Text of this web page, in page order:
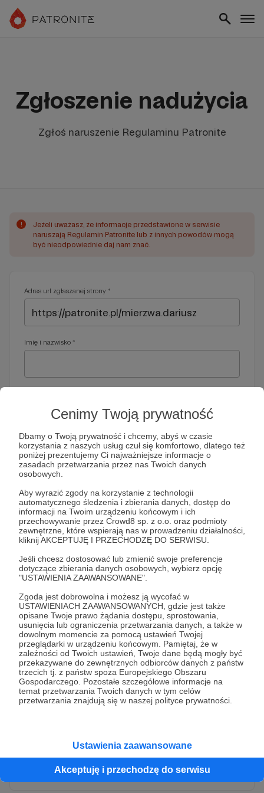
Cenimy Twoją prywatność
Dbamy o Twoją prywatność i chcemy, abyś w czasie
korzystania z naszych usług czuł się komfortowo, dlatego też
poniżej prezentujemy Ci najważniejsze informacje o
zasadach przetwarzania przez nas Twoich danych
osobowych.
Aby wyrazić zgody na korzystanie z technologii
automatycznego śledzenia i zbierania danych, dostęp do
informacji na Twoim urządzeniu końcowym i ich
przechowywanie przez Crowd8 sp. z o.o. oraz podmioty
zewnętrzne, które wspierają nas w prowadzeniu działalności,
kliknij AKCEPTUJĘ I PRZECHODZĘ DO SERWISU.
Jeśli chcesz dostosować lub zmienić swoje preferencje
dotyczące zbierania danych osobowych, wybierz opcję
"USTAWIENIA ZAAWANSOWANE".
Zgoda jest dobrowolna i możesz ją wycofać w
USTAWIENIACH ZAAWANSOWANYCH, gdzie jest także
opisane Twoje prawo żądania dostępu, sprostowania,
usunięcia lub ograniczenia przetwarzania danych, a także w
dowolnym momencie za pomocą ustawień Twojej
przeglądarki w urządzeniu końcowym. Pamiętaj, że w
zależności od Twoich ustawień, Twoje dane będą mogły być
przekazywane do zewnętrznych odbiorców danych z państw
trzecich tj. z państw spoza Europejskiego Obszaru
Gospodarczego. Pozostałe szczegółowe informacje na
temat przetwarzania Twoich danych w tym celów
przetwarzania znajdują się w naszej polityce prywatności.
Ustawienia zaawansowane
Akceptuję i przechodzę do serwisu
Zgłoszenie nadużycia
Zgłoś naruszenie Regulaminu Patronite
!
Jeżeli uważasz, że informacje przedstawione w serwisie
naruszają Regulamin Patronite lub z innych powodów mogą
być nieodpowiednie daj nam znać.
Adres url zgłaszanej strony *
Imię i nazwisko *
Telefon *
dodatkowe pytania
Treść wiadomości *
* Wyrażam zgodę na przetwarzanie moich danych
osobowych przez Patronite
Administratorem Twoich danych osobowych jest Crowd8 sp. z o.o.
z siedziba w Warszawie, ul. Żwirki i Wigury 16, 02-092 Warszawa.
Twoje dane osobowe będą przetwarzane w szczególności w celu
wykonania umowy zawartej z Tobą, w tym do umożliwienia
Gwarantujemy spełnienie wszystkich Twoich praw wynikających
z ogólnego rozporządzenia o ochronie danych, tj. prawo dostępu,
sprostowania oraz usunięcia Twoich danych, ograniczenia ich
rozwiń zgodę
Wyślij zgłoszenie